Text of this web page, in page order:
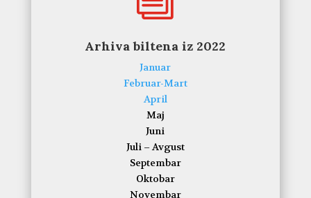
Arhiva biltena iz 2022
Januar
Februar-Mart
April
Maj
Juni
Juli – Avgust
Septembar
Oktobar
Novembar